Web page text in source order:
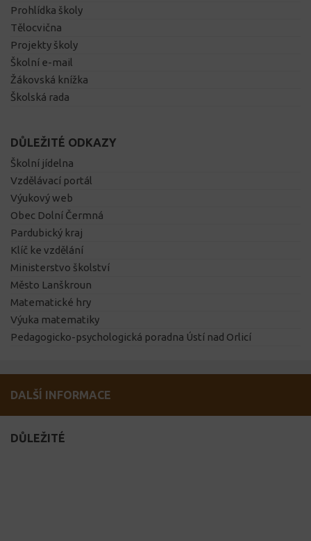
Prohlídka školy
Tělocvična
Projekty školy
Školní e-mail
Žákovská knížka
Školská rada
DŮLEŽITÉ ODKAZY
Školní jídelna
Vzdělávací portál
Výukový web
Obec Dolní Čermná
Pardubický kraj
Klíč ke vzdělání
Ministerstvo školství
Město Lanškroun
Matematické hry
Výuka matematiky
Pedagogicko-psychologická poradna Ústí nad Orlicí
DALŠÍ INFORMACE
DŮLEŽITÉ